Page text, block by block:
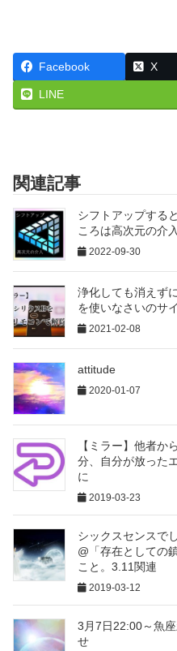
Facebook X
LINE
関連記事
シフトアップする
ころは高次元の介入
2022-09-30
浄化しても消えず
を使いなさいのサ
2021-02-08
attitude
2020-01-07
【ミラー】他者か
分、自分が放った
に
2019-03-23
シックスセンスで
@「存在としての
こと。3.11関連
2019-03-12
3月7日22:00～魚
せ